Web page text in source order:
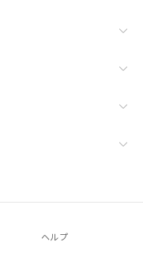
ヘルプ